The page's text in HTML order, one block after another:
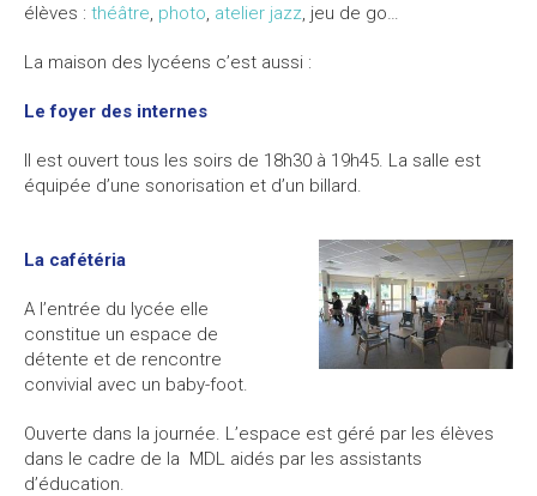
élèves : théâtre, photo, atelier jazz, jeu de go…
La maison des lycéens c’est aussi :
Le foyer des internes
Il est ouvert tous les soirs de 18h30 à 19h45. La salle est
équipée d’une sonorisation et d’un billard.
La cafétéria
A l’entrée du lycée elle
constitue un espace de
détente et de rencontre
convivial avec un baby-foot.
Ouverte dans la journée. L’espace est géré par les élèves
dans le cadre de la MDL aidés par les assistants
d’éducation.